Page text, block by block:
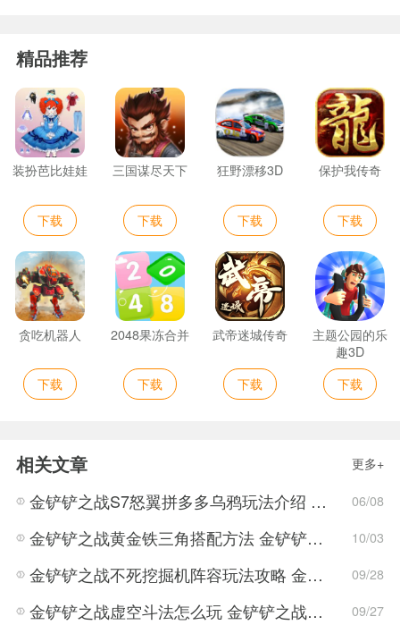
精品推荐
装扮芭比娃娃
下载
三国谋尽天下
下载
狂野漂移3D
下载
保护我传奇
下载
贪吃机器人
下载
2048果冻合并
下载
武帝迷城传奇
下载
主题公园的乐
趣3D
下载
相关文章 更多+
金铲铲之战S7怒翼拼多多乌鸦玩法介绍 金铲铲之战S7怒翼拼多多乌鸦详细攻略 06/08
金铲铲之战黄金铁三角搭配方法 金铲铲之战黄金铁三角怎么搭配 10/03
金铲铲之战不死挖掘机阵容玩法攻略 金铲铲之战不死挖掘机阵容搭配方案 09/28
金铲铲之战虚空斗法怎么玩 金铲铲之战虚空斗法的阵容介绍 09/27